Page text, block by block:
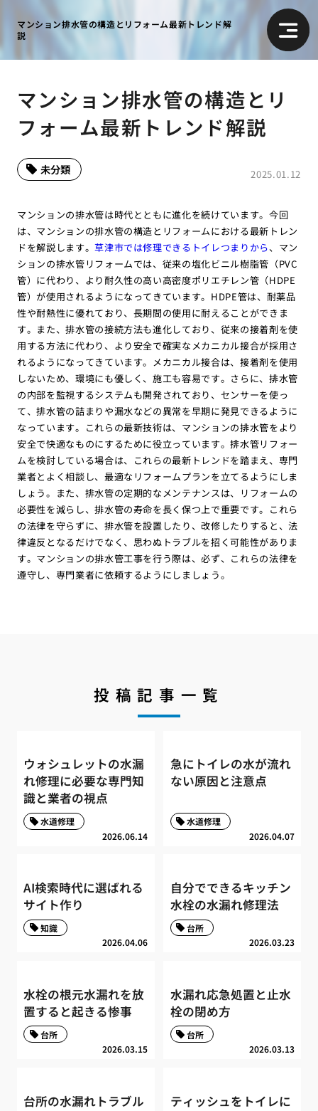
マンション排水管の構造とリフォーム最新トレンド解
説
マンション排水管の構造とリ
フォーム最新トレンド解説
2025.01.12
未分類
マンションの排水管は時代とともに進化を続けています。今回
は、マンションの排水管の構造とリフォームにおける最新トレン
ドを解説します。草津市では修理できるトイレつまりから、マン
ションの排水管リフォームでは、従来の塩化ビニル樹脂管（PVC
管）に代わり、より耐久性の高い高密度ポリエチレン管（HDPE
管）が使用されるようになってきています。HDPE管は、耐薬品
性や耐熱性に優れており、長期間の使用に耐えることができま
す。また、排水管の接続方法も進化しており、従来の接着剤を使
用する方法に代わり、より安全で確実なメカニカル接合が採用さ
れるようになってきています。メカニカル接合は、接着剤を使用
しないため、環境にも優しく、施工も容易です。さらに、排水管
の内部を監視するシステムも開発されており、センサーを使っ
て、排水管の詰まりや漏水などの異常を早期に発見できるように
なっています。これらの最新技術は、マンションの排水管をより
安全で快適なものにするために役立っています。排水管リフォー
ムを検討している場合は、これらの最新トレンドを踏まえ、専門
業者とよく相談し、最適なリフォームプランを立てるようにしま
しょう。また、排水管の定期的なメンテナンスは、リフォームの
必要性を減らし、排水管の寿命を長く保つ上で重要です。これら
の法律を守らずに、排水管を設置したり、改修したりすると、法
律違反となるだけでなく、思わぬトラブルを招く可能性がありま
す。マンションの排水管工事を行う際は、必ず、これらの法律を
遵守し、専門業者に依頼するようにしましょう。
投稿記事一覧
ウォシュレットの水漏
れ修理に必要な専門知
識と業者の視点
2026.06.14
水道修理
急にトイレの水が流れ
ない原因と注意点
2026.04.07
水道修理
AI検索時代に選ばれる
サイト作り
2026.04.06
知識
自分でできるキッチン
水栓の水漏れ修理法
2026.03.23
台所
水栓の根元水漏れを放
置すると起きる惨事
2026.03.15
台所
水漏れ応急処置と止水
栓の閉め方
2026.03.13
台所
台所の水漏れトラブル
ティッシュをトイレに